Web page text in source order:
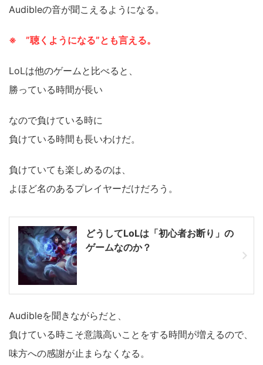
Audibleの音が聞こえるようになる。
※ ”聴くようになる”とも言える。
LoLは他のゲームと比べると、
勝っている時間が長い
なので負けている時に
負けている時間も長いわけだ。
負けていても楽しめるのは、
よほど名のあるプレイヤーだけだろう。
どうしてLoLは「初心者お断り」の
ゲームなのか？
Audibleを聞きながらだと、
負けている時こそ意識高いことをする時間が増えるので、
味方への感謝が止まらなくなる。